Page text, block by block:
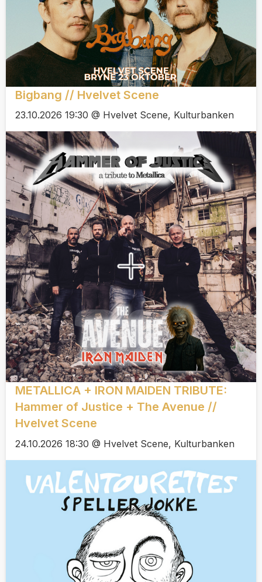
Bigbang // Hvelvet Scene
23.10.2026 19:30 @ Hvelvet Scene, Kulturbanken
METALLICA + IRON MAIDEN TRIBUTE:
Hammer of Justice + The Avenue //
Hvelvet Scene
24.10.2026 18:30 @ Hvelvet Scene, Kulturbanken